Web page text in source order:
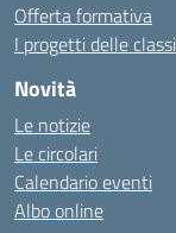
Offerta formativa
I progetti delle classi
Novità
Le notizie
Le circolari
Calendario eventi
Albo online